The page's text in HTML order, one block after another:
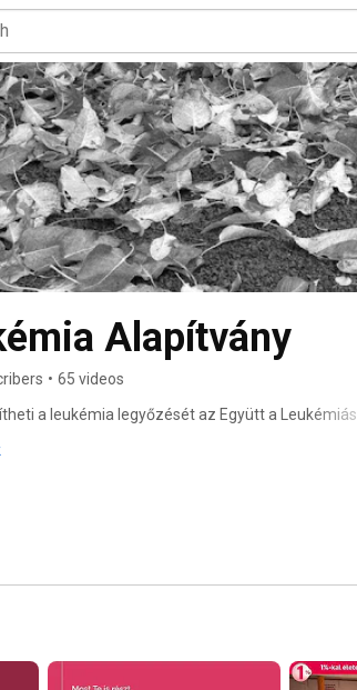
Alapítvány
• 65 videos
a leukémia legyőzését az Együtt a Leukémiás